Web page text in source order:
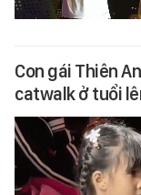
Con gái Thiên
catwalk ở tuổi